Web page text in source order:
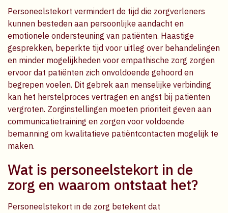
Personeelstekort vermindert de tijd die zorgverleners
kunnen besteden aan persoonlijke aandacht en
emotionele ondersteuning van patiënten. Haastige
gesprekken, beperkte tijd voor uitleg over behandelingen
en minder mogelijkheden voor empathische zorg zorgen
ervoor dat patiënten zich onvoldoende gehoord en
begrepen voelen. Dit gebrek aan menselijke verbinding
kan het herstelproces vertragen en angst bij patiënten
vergroten. Zorginstellingen moeten prioriteit geven aan
communicatietraining en zorgen voor voldoende
bemanning om kwalitatieve patiëntcontacten mogelijk te
maken.
Wat is personeelstekort in de
zorg en waarom ontstaat het?
Personeelstekort in de zorg betekent dat